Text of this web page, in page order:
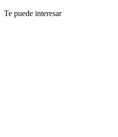
Te puede interesar